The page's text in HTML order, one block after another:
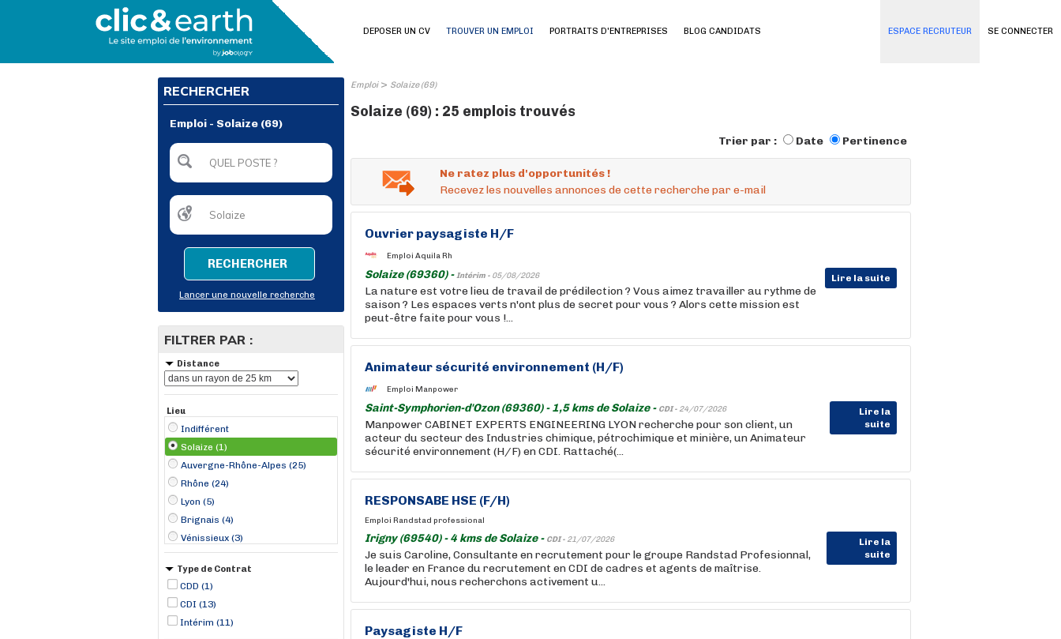
SE CONNECTER
DEPOSER UN CV TROUVER UN EMPLOI PORTRAITS D'ENTREPRISES BLOG CANDIDATS ESPACE RECRUTEUR
RECHERCHER
Emploi - Solaize (69)
RECHERCHER
Lancer une nouvelle recherche
FILTRER PAR :
Distance
Lieu
Indifférent
Solaize (1)
Auvergne-Rhône-Alpes (25)
Rhône (24)
Lyon (5)
Brignais (4)
Vénissieux (3)
Pierre-Bénite (2)
Saint-Priest (2)
Isère (1)
Caluire-et-Cuire (1)
Chassieu (1)
Type de Contrat
CDD (1)
CDI (13)
Intérim (11)
Emploi> Solaize (69)
Solaize (69) : 25 emplois trouvés
Trier par : Date Pertinence
Ne ratez plus d'opportunités !
Recevez les nouvelles annonces de cette recherche par e-mail
Ouvrier paysagiste H/F
Emploi Aquila Rh
Solaize (69360) -Intérim - 05/08/2026 Lire la suite
La nature est votre lieu de travail de prédilection ? Vous aimez travailler au rythme de
saison ? Les espaces verts n'ont plus de secret pour vous ? Alors cette mission est
peut-être faite pour vous !...
Animateur sécurité environnement (H/F)
Emploi Manpower
Saint-Symphorien-d'Ozon (69360) - 1,5 kms de Solaize - CDI - 24/07/2026
Lire la
suite
Manpower CABINET EXPERTS ENGINEERING LYON recherche pour son client, un
acteur du secteur des Industries chimique, pétrochimique et minière, un Animateur
sécurité environnement (H/F) en CDI. Rattaché(...
RESPONSABE HSE (F/H)
Emploi Randstad professional
Irigny (69540) - 4 kms de Solaize - CDI - 21/07/2026
Lire la
suite
Je suis Caroline, Consultante en recrutement pour le groupe Randstad Profesionnal,
le leader en France du recrutement en CDI de cadres et agents de maîtrise.
Aujourd'hui, nous recherchons activement u...
Paysagiste H/F